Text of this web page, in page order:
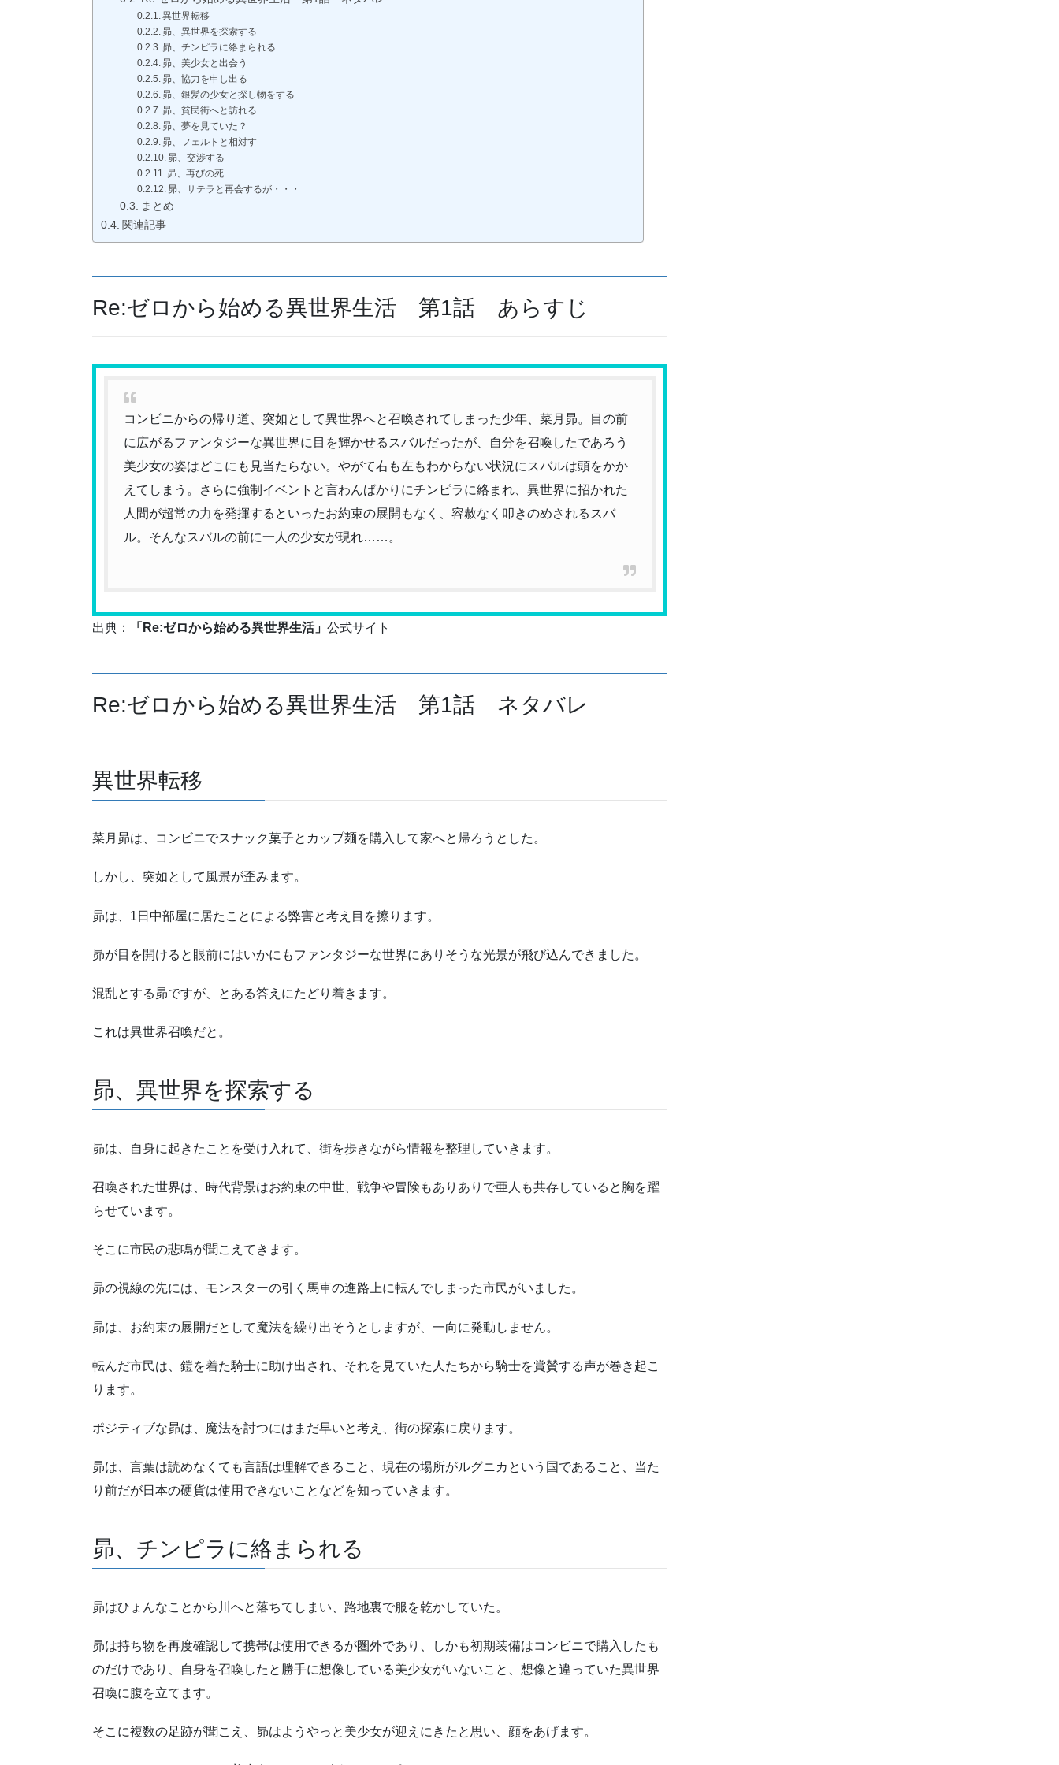
異世界転移
昴、異世界を探索する
昴、チンピラに絡まられる
昴、美少女と出会う
昴、協力を申し出る
昴、銀髪の少女と探し物をする
昴、貧民街へと訪れる
昴、夢を見ていた？
昴、フェルトと相対す
昴、交渉する
昴、再びの死
昴、サテラと再会するが・・・
まとめ
関連記事
Re:ゼロから始める異世界生活 第1話 あらすじ
コンビニからの帰り道、突如として異世界へと召喚されてしまった少年、菜月昴。目の前
に広がるファンタジーな異世界に目を輝かせるスバルだったが、自分を召喚したであろう
美少女の姿はどこにも見当たらない。やがて右も左もわからない状況にスバルは頭をかか
えてしまう。さらに強制イベントと言わんばかりにチンピラに絡まれ、異世界に招かれた
人間が超常の力を発揮するといったお約束の展開もなく、容赦なく叩きのめされるスバ
ル。そんなスバルの前に一人の少女が現れ……。
出典： 「Re:ゼロから始める異世界生活」 公式サイト
Re:ゼロから始める異世界生活 第1話 ネタバレ
異世界転移
菜月昴は、コンビニでスナック菓子とカップ麺を購入して家へと帰ろうとした。
しかし、突如として風景が歪みます。
昴は、1日中部屋に居たことによる弊害と考え目を擦ります。
昴が目を開けると眼前にはいかにもファンタジーな世界にありそうな光景が飛び込んできました。
混乱とする昴ですが、とある答えにたどり着きます。
これは異世界召喚だと。
昴、異世界を探索する
昴は、自身に起きたことを受け入れて、街を歩きながら情報を整理していきます。
召喚された世界は、時代背景はお約束の中世、戦争や冒険もありありで亜人も共存していると胸を躍
らせています。
そこに市民の悲鳴が聞こえてきます。
昴の視線の先には、モンスターの引く馬車の進路上に転んでしまった市民がいました。
昴は、お約束の展開だとして魔法を繰り出そうとしますが、一向に発動しません。
転んだ市民は、鎧を着た騎士に助け出され、それを見ていた人たちから騎士を賞賛する声が巻き起こ
ります。
ポジティブな昴は、魔法を討つにはまだ早いと考え、街の探索に戻ります。
昴は、言葉は読めなくても言語は理解できること、現在の場所がルグニカという国であること、当た
り前だが日本の硬貨は使用できないことなどを知っていきます。
昴、チンピラに絡まられる
昴はひょんなことから川へと落ちてしまい、路地裏で服を乾かしていた。
昴は持ち物を再度確認して携帯は使用できるが圏外であり、しかも初期装備はコンビニで購入したも
のだけであり、自身を召喚したと勝手に想像している美少女がいないこと、想像と違っていた異世界
召喚に腹を立てます。
そこに複数の足跡が聞こえ、昴はようやっと美少女が迎えにきたと思い、顔をあげます。